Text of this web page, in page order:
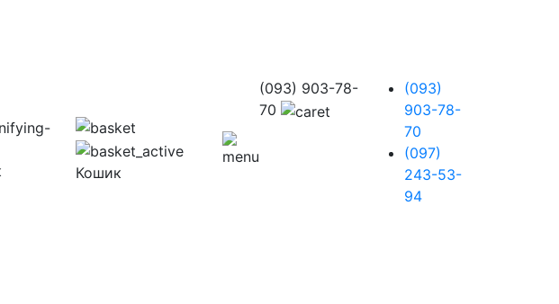
Кошик
(093) 903-78-
70
(093)
903-78-
70
(097)
243-53-
94